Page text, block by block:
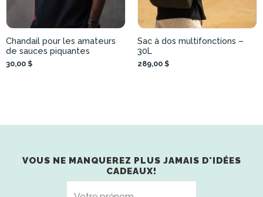
Chandail pour les amateurs
de sauces piquantes
30,00 $
Sac à dos multifonctions –
30L
289,00 $
VOUS NE MANQUEREZ PLUS JAMAIS D'IDÉES
CADEAUX!